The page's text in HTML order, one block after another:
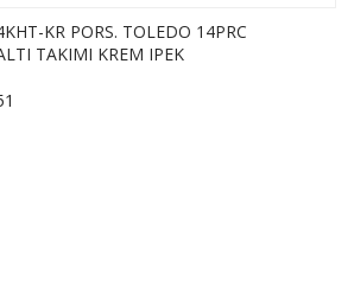
KR PORS. TOLEDO 14PRC
TAKIMI KREM IPEK